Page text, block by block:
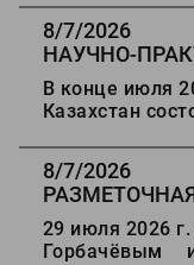
8/7/2026
НАУЧНО-
АЛМАТЫ
В конце июля
Казахстан
8/7/2026
ДЕРБЕНТ
29 июля 2026
Горбачёвым